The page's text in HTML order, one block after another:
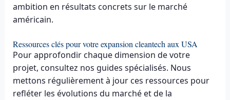
ambition en résultats concrets sur le marché
américain.
Ressources clés pour votre expansion cleantech aux USA
Pour approfondir chaque dimension de votre
projet, consultez nos guides spécialisés. Nous
mettons régulièrement à jour ces ressources pour
refléter les évolutions du marché et de la